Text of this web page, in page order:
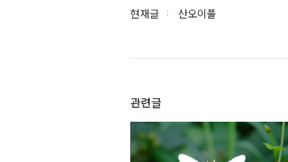
현재글 산오이풀
관련글